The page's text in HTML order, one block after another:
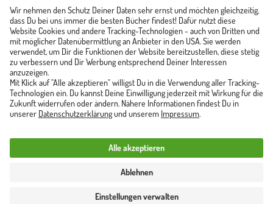
Instagram
TikTokPinterestYouTubeFacebook
Unser Shop ist von
Trusted Shops zertifiziert
Vertrag widerrufen